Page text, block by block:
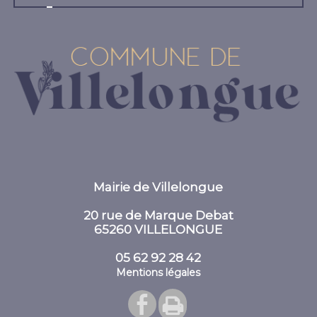
Mairie de Villelongue
20 rue de Marque Debat
65260 VILLELONGUE
05 62 92 28 42
Mentions légales